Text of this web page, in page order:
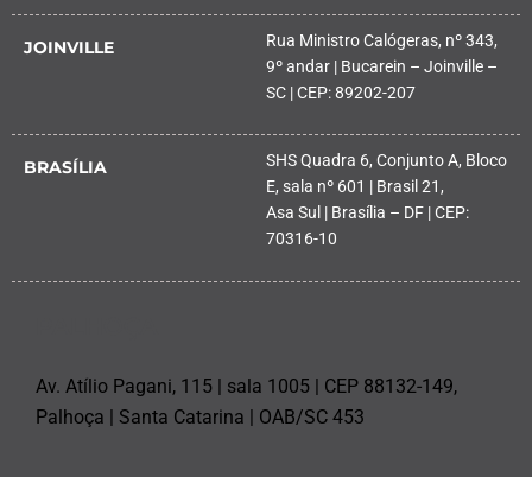
JOINVILLE
Rua Ministro Calógeras, nº 343,
9º andar | Bucarein – Joinville –
SC | CEP: 89202-207
BRASÍLIA
SHS Quadra 6, Conjunto A, Bloco
E, sala nº 601 | Brasil 21,
Asa Sul | Brasília – DF | CEP:
70316-10
Av. Atílio Pagani, 115 | sala 1005 | CEP 88132-149,
Palhoça | Santa Catarina | OAB/SC 453